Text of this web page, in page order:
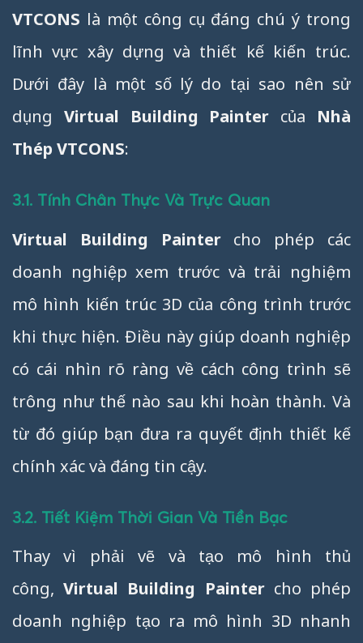
VTCONS là một công cụ đáng chú ý trong
lĩnh vực xây dựng và thiết kế kiến trúc.
Dưới đây là một số lý do tại sao nên sử
dụng Virtual Building Painter của Nhà
Thép VTCONS:
3.1. Tính Chân Thực Và Trực Quan
Virtual Building Paintercho phép các
doanh nghiệp xem trước và trải nghiệm
mô hình kiến trúc 3D của công trình trước
khi thực hiện. Điều này giúp doanh nghiệp
có cái nhìn rõ ràng về cách công trình sẽ
trông như thế nào sau khi hoàn thành. Và
từ đó giúp bạn đưa ra quyết định thiết kế
chính xác và đáng tin cậy.
3.2. Tiết Kiệm Thời Gian Và Tiền Bạc
Thay vì phải vẽ và tạo mô hình thủ
công,Virtual Building Paintercho phép
doanh nghiệp tạo ra mô hình 3D nhanh